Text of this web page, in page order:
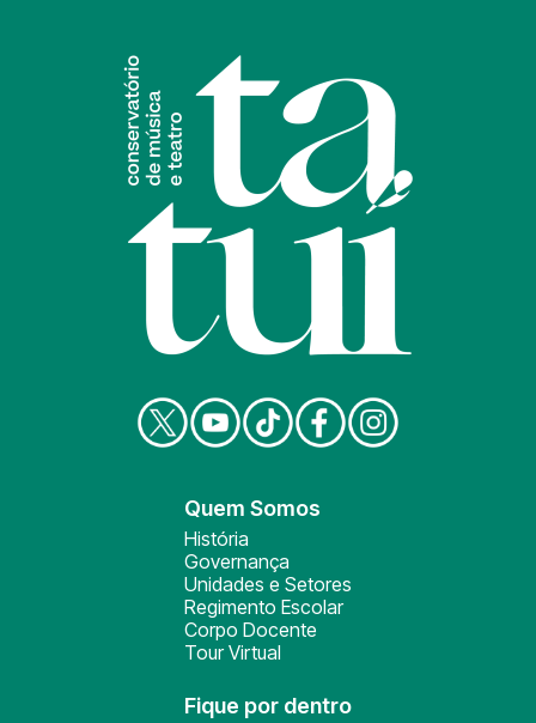
Quem Somos
História
Governança
Unidades e Setores
Regimento Escolar
Corpo Docente
Tour Virtual
Fique por dentro